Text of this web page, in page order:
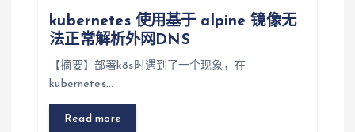
kubernetes 使用基于 alpine 镜像无
法正常解析外网DNS
【摘要】部署k8s时遇到了一个现象，在
kubernetes…
Read more